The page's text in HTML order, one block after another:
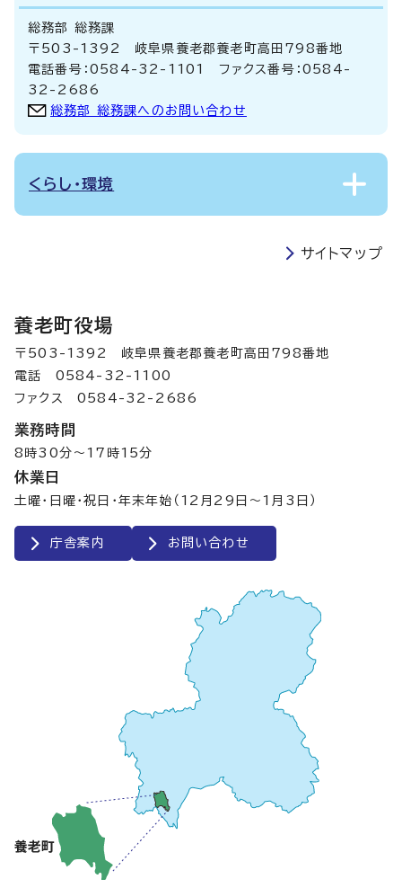
総務部 総務課
〒503-1392 岐阜県養老郡養老町高田798番地
電話番号：0584-32-1101 ファクス番号：0584-
32-2686
総務部 総務課へのお問い合わせ
くらし・環境
サイトマップ
養老町役場
〒503-1392 岐阜県養老郡養老町高田798番地
電話 0584-32-1100
ファクス 0584-32-2686
業務時間
8時30分～17時15分
休業日
土曜・日曜・祝日・年末年始（12月29日～1月3日）
庁舎案内 お問い合わせ